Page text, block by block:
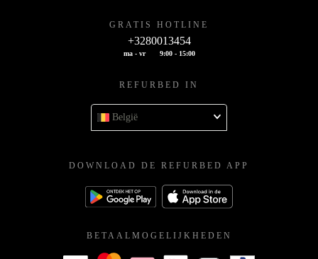
GRATIS HOTLINE
+3280013454
ma - vr 9:00 - 15:00
REFURBED IN
België
DOWNLOAD DE REFURBED APP
BETAALMOGELIJKHEDEN